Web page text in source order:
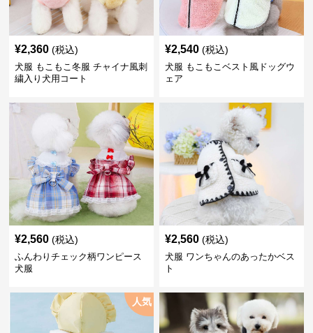
¥2,360 (税込)
犬服 もこもこ冬服 チャイナ風刺
繍入り犬用コート
¥2,540 (税込)
犬服 もこもこベスト風ドッグウ
ェア
¥2,560 (税込)
ふんわりチェック柄ワンピース
犬服
¥2,560 (税込)
犬服 ワンちゃんのあったかベス
ト
人気